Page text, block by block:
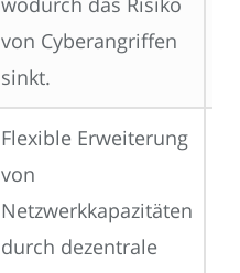
von Cyberangriffen
sinkt.
Flexible Erweiterung
von
Netzwerkkapazitäten
durch dezentrale